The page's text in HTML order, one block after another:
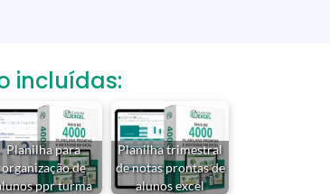
incluídas:
Planilha para
organização de
ppr turma
Planilha trimestral
de notas prontas de
alunos excel